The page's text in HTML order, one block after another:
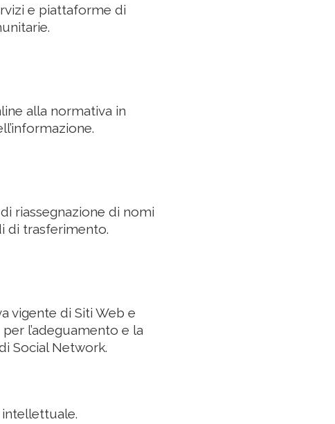
e piattaforme di
alla normativa in
riassegnazione di nomi
di trasferimento.
vigente di Siti Web e
l’adeguamento e la
Social Network.